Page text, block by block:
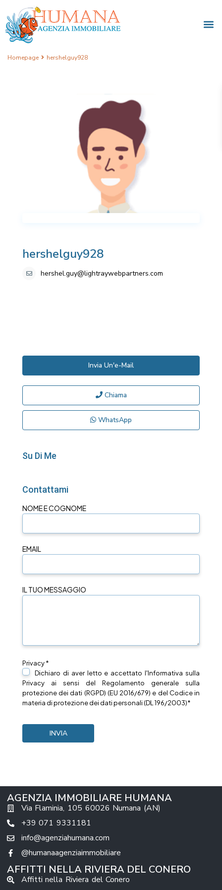
Homepage hershelguy928
hershelguy928
hershel.guy@lightraywebpartners.com
Invia Un'e-Mail
Chiama
WhatsApp
Su Di Me
Contattami
NOME E COGNOME
EMAIL
IL TUO MESSAGGIO
Privacy *
Dichiaro di aver letto e accettato l'Informativa sulla
Privacy ai sensi del Regolamento generale sulla
protezione dei dati (RGPD) (EU 2016/679) e del Codice in
materia di protezione dei dati personali (DL 196/2003)*
AGENZIA IMMOBILIARE HUMANA
Via Flaminia, 105 60026 Numana (AN)
+39 071 9331181
info@agenziahumana.com
@humanaagenziaimmobiliare
AFFITTI NELLA RIVIERA DEL CONERO
Affitti nella Riviera del Conero